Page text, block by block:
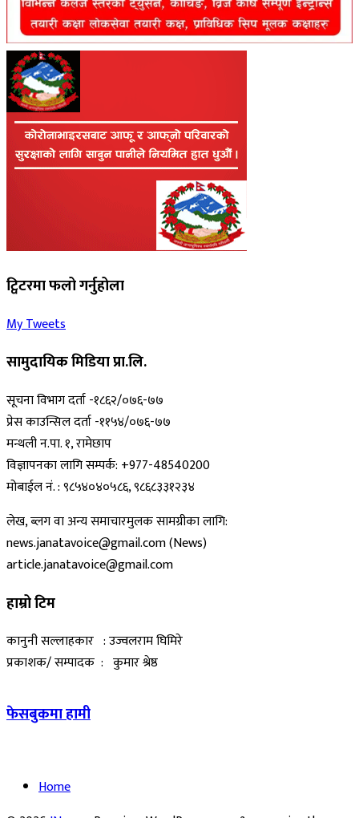
ट्विटरमा फलो गर्नुहोला
My Tweets
सामुदायिक मिडिया प्रा.लि.
सूचना विभाग दर्ता -१८६२/०७६-७७
प्रेस काउन्सिल दर्ता -११५४/०७६-७७
मन्थली न.पा. १, रामेछाप
विज्ञापनका लागि सम्पर्क: +977-48540200
मोबाईल नं. : ९८५४०४०५८६, ९८६८३३१२३४
लेख, ब्लग वा अन्य समाचारमुलक सामग्रीका लागि:
news.janatavoice@gmail.com (News)
article.janatavoice@gmail.com
हाम्रो टिम
कानुनी सल्लाहकार : उज्वलराम घिमिरे
प्रकाशक/ सम्पादक : कुमार श्रेष्ठ
फेसबुकमा हामी
Home